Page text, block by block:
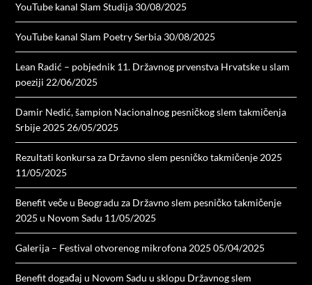
YouTube kanal Slam Studija 30/08/2025
YouTube kanal Slam Poetry Serbia 30/08/2025
Lean Radić – pobjednik 11. Državnog prvenstva Hrvatske u slam
poeziji 22/06/2025
Damir Nedić, šampion Nacionalnog pesničkog slem takmičenja
Srbije 2025 26/05/2025
Rezultati konkursa za Državno slem pesničko takmičenje 2025
11/05/2025
Benefit veče u Beogradu za Državno slem pesničko takmičenje
2025 u Novom Sadu 11/05/2025
Galerija – Festival otvorenog mikrofona 2025 05/04/2025
Benefit događaj u Novom Sadu u sklopu Državnog slem